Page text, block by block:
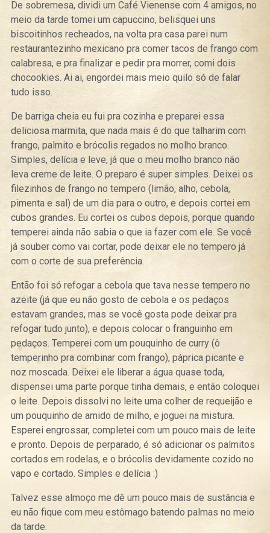
De sobremesa, dividi um Café Vienense com 4 amigos, no
meio da tarde tomei um capuccino, belisquei uns
biscoitinhos recheados, na volta pra casa parei num
restaurantezinho mexicano pra comer tacos de frango com
calabresa, e pra finalizar e pedir pra morrer, comi dois
chocookies. Ai ai, engordei mais meio quilo só de falar
tudo isso.
De barriga cheia eu fui pra cozinha e preparei essa
deliciosa marmita, que nada mais é do que talharim com
frango, palmito e brócolis regados no molho branco.
Simples, delícia e leve, já que o meu molho branco não
leva creme de leite. O preparo é super simples. Deixei os
filezinhos de frango no tempero (limão, alho, cebola,
pimenta e sal) de um dia para o outro, e depois cortei em
cubos grandes. Eu cortei os cubos depois, porque quando
temperei ainda não sabia o que ia fazer com ele. Se você
já souber como vai cortar, pode deixar ele no tempero já
com o corte de sua preferência.
Então foi só refogar a cebola que tava nesse tempero no
azeite (já que eu não gosto de cebola e os pedaços
estavam grandes, mas se você gosta pode deixar pra
refogar tudo junto), e depois colocar o franguinho em
pedaços. Temperei com um pouquinho de curry (ô
temperinho pra combinar com frango), páprica picante e
noz moscada. Deixei ele liberar a água quase toda,
dispensei uma parte porque tinha demais, e então coloquei
o leite. Depois dissolvi no leite uma colher de requeijão e
um pouquinho de amido de milho, e joguei na mistura.
Esperei engrossar, completei com um pouco mais de leite
e pronto. Depois de perparado, é só adicionar os palmitos
cortados em rodelas, e o brócolis devidamente cozido no
vapo e cortado. Simples e delícia :)
Talvez esse almoço me dê um pouco mais de sustância e
eu não fique com meu estômago batendo palmas no meio
da tarde.